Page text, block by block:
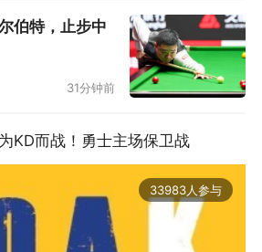
尔特塔也迅速将其换下。这说
纳人手并不富裕，剩余电量也
把重点放在“还有希望”的项目
伯特，止步中
31分钟前
KD而战！勇士主场保卫战
33983人参与